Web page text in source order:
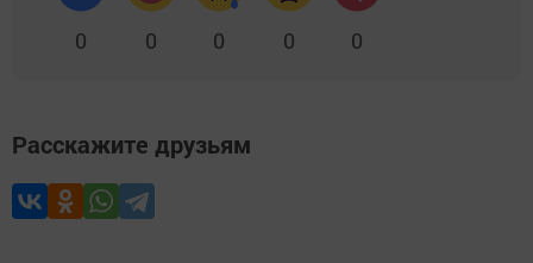
0 0 0 0 0
Расскажите друзьям